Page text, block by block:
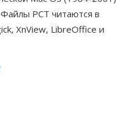
PCT читаются в
XnView, LibreOffice и